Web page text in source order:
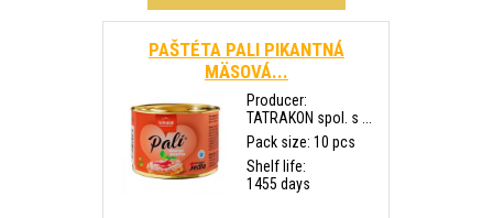
PAŠTÉTA PALI PIKANTNÁ
MÄSOVÁ...
Producer:
TATRAKON spol. s ...
Pack size: 10 pcs
Shelf life:
1455 days